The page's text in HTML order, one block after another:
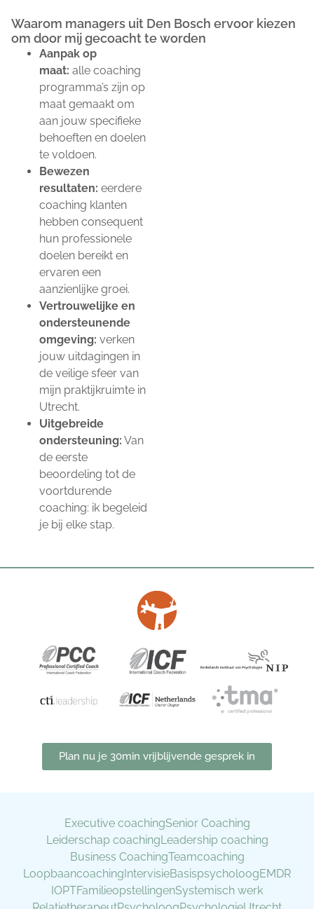
Waarom managers uit Den Bosch ervoor kiezen
om door mij gecoacht te worden
Aanpak op
maat: alle coaching
programma’s zijn op
maat gemaakt om
aan jouw specifieke
behoeften en doelen
te voldoen.
Bewezen
resultaten: eerdere
coaching klanten
hebben consequent
hun professionele
doelen bereikt en
ervaren een
aanzienlijke groei.
Vertrouwelijke en
ondersteunende
omgeving: verken
jouw uitdagingen in
de veilige sfeer van
mijn praktijkruimte in
Utrecht.
Uitgebreide
ondersteuning: Van
de eerste
beoordeling tot de
voortdurende
coaching: ik begeleid
je bij elke stap.
Plan nu je 30min vrijblijvende gesprek in
Executive coachingSenior Coaching
Leiderschap coachingLeadership coaching
Business CoachingTeamcoaching
Loopbaancoaching IntervisieBasispsycholoogEMDR
IOPTFamilieopstellingenSystemisch werk